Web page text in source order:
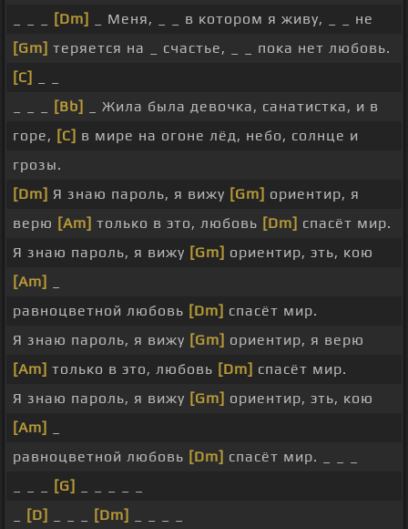
[Dm]
_ Меня, _ _ в котором я живу, _ _ не
[Gm] теряется на _ счастье, _ _ пока нет любовь.
[C]
[Bb]
_ Жила была девочка, санатистка, и в
горе, [C] в мире на огоне лёд, небо, солнце и
грозы.
[Dm] Я знаю пароль, я вижу [Gm] ориентир, я
верю [Am] только в это, любовь [Dm] спасёт мир.
Я знаю пароль, я вижу [Gm] ориентир, эть, кою
[Am]
равноцветной любовь [Dm] спасёт мир.
Я знаю пароль, я вижу [Gm] ориентир, я верю
[Am] только в это, любовь [Dm] спасёт мир.
Я знаю пароль, я вижу [Gm] ориентир, эть, кою
[Am]
равноцветной любовь [Dm] спасёт мир. _ _ _
[G]
[D] [Dm]